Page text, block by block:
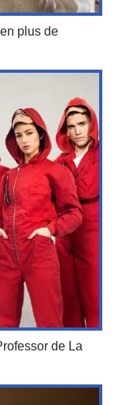
plus de
de La